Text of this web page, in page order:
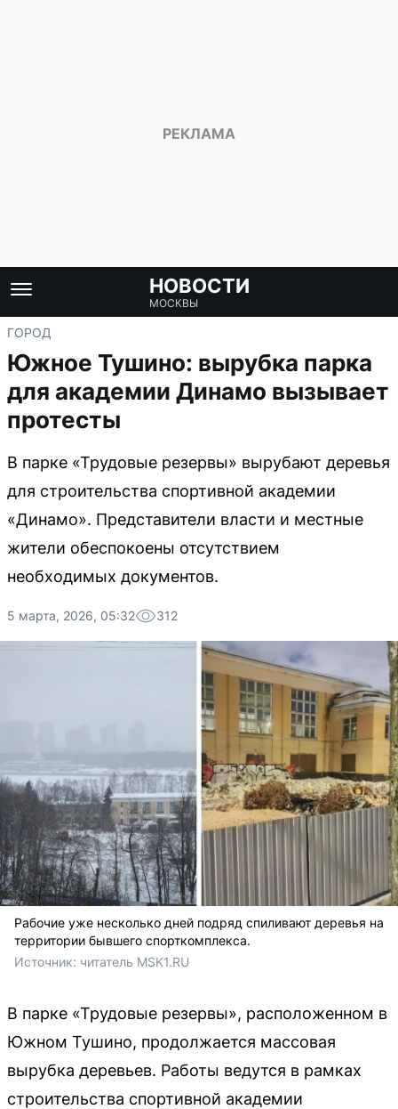
НОВОСТИ
МОСКВЫ
ГОРОД
Южное Тушино: вырубка парка
для академии Динамо вызывает
протесты
В парке «Трудовые резервы» вырубают деревья
для строительства спортивной академии
«Динамо». Представители власти и местные
жители обеспокоены отсутствием
необходимых документов.
5 марта, 2026, 05:32 312
Рабочие уже несколько дней подряд спиливают деревья на
территории бывшего спорткомплекса.
Источник: читатель MSK1.RU
В парке «Трудовые резервы», расположенном в
Южном Тушино, продолжается массовая
вырубка деревьев. Работы ведутся в рамках
строительства спортивной академии